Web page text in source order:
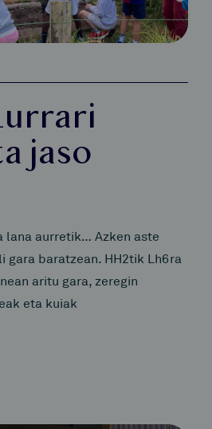
jaso
lana aurretik… Azken aste
gara baratzean. HH2tik Lh6ra
aritu gara, zeregin
eta kuiak